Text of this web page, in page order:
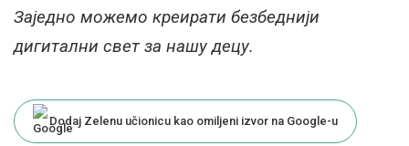
Заједно можемо креирати безбеднији
дигитални свет за нашу децу.
Dodaj Zelenu učionicu kao omiljeni izvor na Google-u